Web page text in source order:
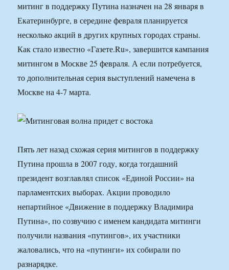
митинг в поддержку Путина назначен на 28 января в
Екатеринбурге, в середине февраля планируется
несколько акций в других крупных городах страны.
Как стало известно «Газете.Ru», завершится кампания
митингом в Москве 25 февраля. А если потребуется,
то дополнительная серия выступлений намечена в
Москве на 4-7 марта.
Пять лет назад схожая серия митингов в поддержку
Путина прошла в 2007 году, когда тогдашний
президент возглавлял список «Единой России» на
парламентских выборах. Акции проводило
непартийное «Движение в поддержку Владимира
Путина», по созвучию с именем кандидата митинги
получили названия «путингов», их участники
жаловались, что на «путинги» их собирали по
разнарядке.